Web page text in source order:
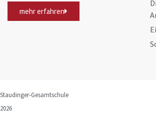
mehr erfahren
Staudinger-Gesamtschule
2026